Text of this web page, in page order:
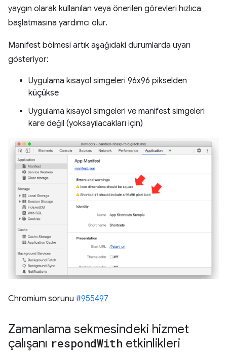
yaygın olarak kullanılan veya önerilen görevleri hızlıca
başlatmasına yardımcı olur.
Manifest bölmesi artık aşağıdaki durumlarda uyarı
gösteriyor:
Uygulama kısayol simgeleri 96x96 pikselden
küçükse
Uygulama kısayol simgeleri ve manifest simgeleri
kare değil (yoksayılacakları için)
Chromium sorunu #955497
Zamanlama sekmesindeki hizmet
çalışanı respondWith etkinlikleri